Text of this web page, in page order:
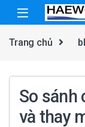
Skip to navigation
Skip to content
Trang chủ
So sánh
và thay